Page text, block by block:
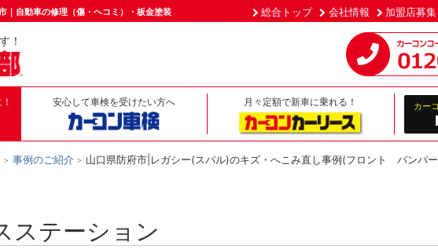
｜自動車の修理（傷・ヘコミ）・板金塗装 総合トップ 会社情報 加盟店募集
！
安心して車検を受けたい方へ 月々定額で新車に乗れる！ カー
事例のご紹介 山口県防府市|レガシー(スバル)のキズ・へこみ直し事例(フロント バンパ
ステーション